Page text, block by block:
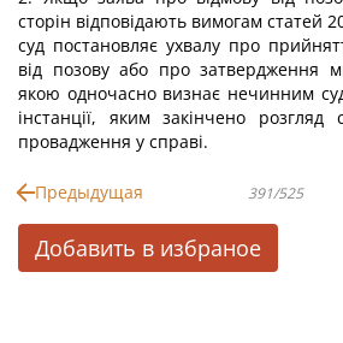
сторін відповідають вимогам статей
суд постановляє ухвалу про
від позову або про затвердження
якою одночасно визнає нечинним
інстанції, яким закінчено
провадження у справі.
Предыдущая 391/525
Добавить в избраное